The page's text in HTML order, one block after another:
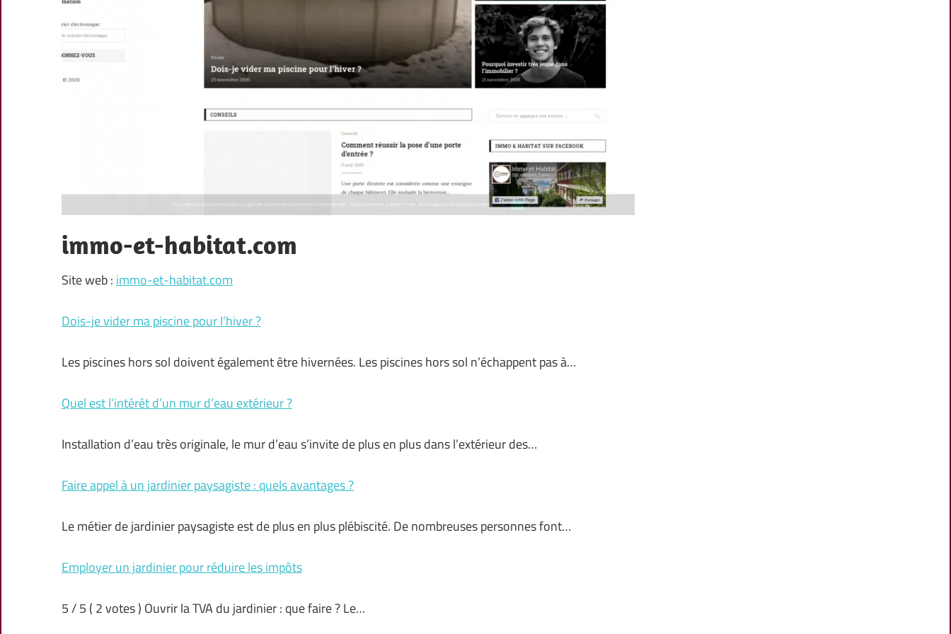
immo-et-habitat.com
Site web :immo-et-habitat.com
Dois-je vider ma piscine pour l’hiver ?
Les piscines hors sol doivent également être hivernées. Les piscines hors sol n’échappent pas à…
Quel est l’intérêt d’un mur d’eau extérieur ?
Installation d’eau très originale, le mur d’eau s’invite de plus en plus dans l’extérieur des…
Faire appel à un jardinier paysagiste : quels avantages ?
Le métier de jardinier paysagiste est de plus en plus plébiscité. De nombreuses personnes font…
Employer un jardinier pour réduire les impôts
5 / 5 ( 2 votes ) Ouvrir la TVA du jardinier : que faire ? Le…